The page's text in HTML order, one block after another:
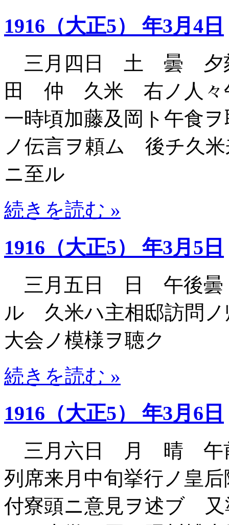
1916（大正5） 年3月4日
三月四日 土 曇
田 仲 久米 右ノ人々
一時頃加藤及岡ト午食
ノ伝言ヲ頼ム 後チ久米
ニ至ル
続きを読む »
1916（大正5） 年3月5日
三月五日 日 午後
ル 久米ハ主相邸訪問
大会ノ模様ヲ聴ク
続きを読む »
1916（大正5） 年3月6日
三月六日 月 晴 午
列席来月中旬挙行ノ皇
付寮頭ニ意見ヲ述ブ 又